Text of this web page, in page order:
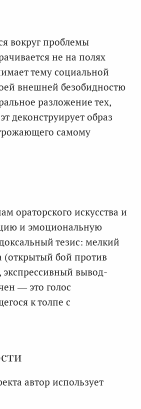
вокруг проблемы
не на полях
тему социальной
внешней безобидностю
разложение тех,
деконструирует образ
самому
ораторского искусства и
и эмоциональную
тезис: мелкий
(открытый бой против
экспрессивный вывод-
— это голос
к толпе с
автор использует